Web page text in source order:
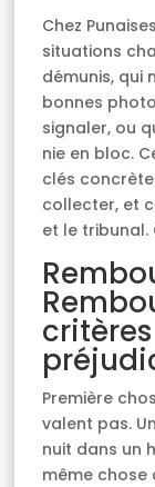
Chez
situations
démunis, qui
bonnes
signaler, ou
nie en bloc.
clés
collecter, et
et le
Première
valent pas.
nuit dans un
même chose